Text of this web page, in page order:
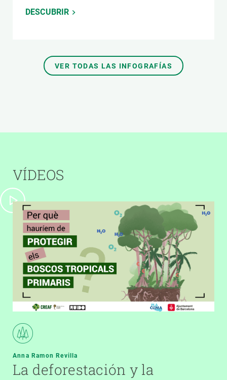
DESCUBRIR
VER TODAS LAS INFOGRAFÍAS
VÍDEOS
Anna Ramon Revilla
La deforestación y la